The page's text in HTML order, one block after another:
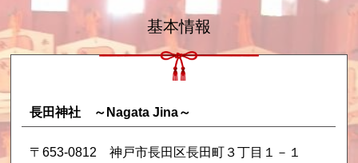
基本情報
長田神社 ～Nagata Jina～
〒653-0812 神戸市長田区長田町３丁目１－１